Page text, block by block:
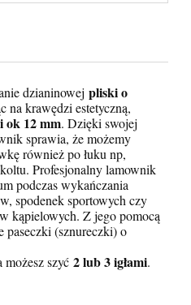
kosztów płatności
dzianinowej pliski o
na krawędzi estetyczną,
ok 12 mm. Dzięki swojej
sprawia, że możemy
również po łuku np,
Profesjonalny lamownik
podczas wykańczania
spodenek sportowych czy
kąpielowych. Z jego pomocą
paseczki (sznureczki) o
szyć 2 lub 3 igłami.